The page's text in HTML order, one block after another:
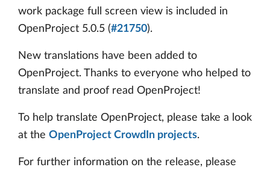
work package full screen view is included in
OpenProject 5.0.5 (#21750).
New translations have been added to
OpenProject. Thanks to everyone who helped to
translate and proof read OpenProject!
To help translate OpenProject, please take a look
at the OpenProject CrowdIn projects.
For further information on the release, please